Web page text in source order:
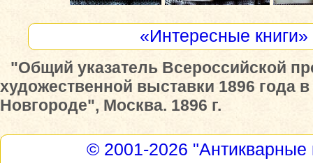
«Интересные книги»
"Общий указатель Всероссийской
художественной выставки 1896 года
Новгороде", Москва. 1896 г.
© 2001-2026 "Антикварные